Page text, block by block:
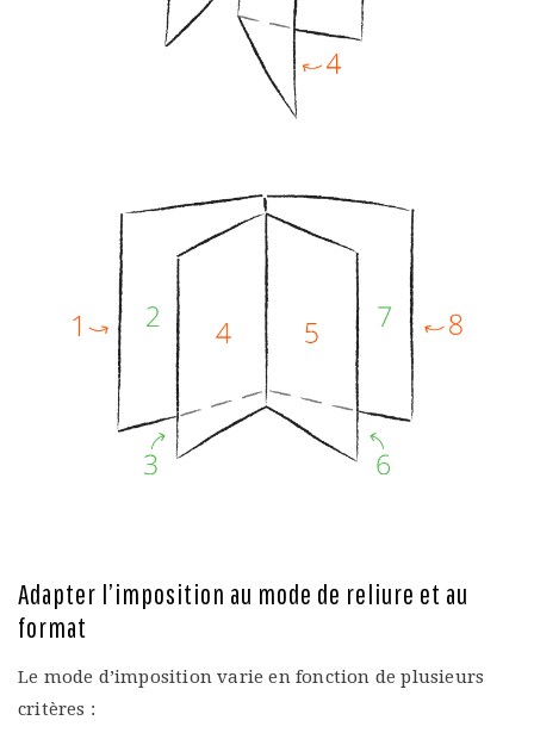
Adapter l’imposition au mode de reliure et au
format
Le mode d’imposition varie en fonction de plusieurs
critères :